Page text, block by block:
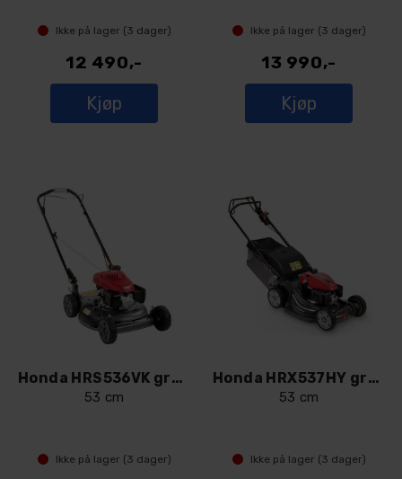
Ikke på lager (3 dager)
12 490,-
Kjøp
Ikke på lager (3 dager)
13 990,-
Kjøp
Honda HRS536VK gressklipper
53 cm
Ikke på lager (3 dager)
Honda HRX537HY gressklipper
53 cm
Ikke på lager (3 dager)